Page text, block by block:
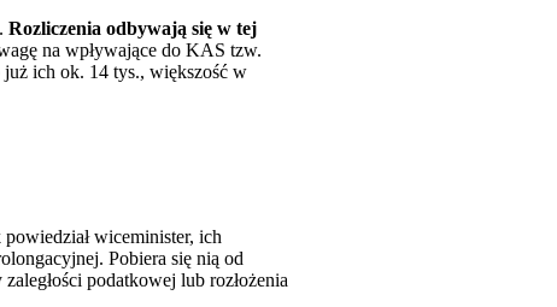
Rozliczenia odbywają się w tej
na wpływające do KAS tzw.
ich ok. 14 tys., większość w
wiceminister, ich
Pobiera się nią od
podatkowej lub rozłożenia